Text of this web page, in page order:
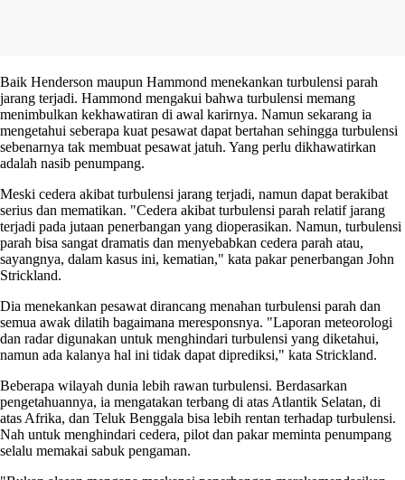
Baik Henderson maupun Hammond menekankan turbulensi parah
jarang terjadi. Hammond mengakui bahwa turbulensi memang
menimbulkan kekhawatiran di awal karirnya. Namun sekarang ia
mengetahui seberapa kuat pesawat dapat bertahan sehingga turbulensi
sebenarnya tak membuat pesawat jatuh. Yang perlu dikhawatirkan
adalah nasib penumpang.
Meski cedera akibat turbulensi jarang terjadi, namun dapat berakibat
serius dan mematikan. "Cedera akibat turbulensi parah relatif jarang
terjadi pada jutaan penerbangan yang dioperasikan. Namun, turbulensi
parah bisa sangat dramatis dan menyebabkan cedera parah atau,
sayangnya, dalam kasus ini, kematian," kata pakar penerbangan John
Strickland.
Dia menekankan pesawat dirancang menahan turbulensi parah dan
semua awak dilatih bagaimana meresponsnya. "Laporan meteorologi
dan radar digunakan untuk menghindari turbulensi yang diketahui,
namun ada kalanya hal ini tidak dapat diprediksi," kata Strickland.
Beberapa wilayah dunia lebih rawan turbulensi. Berdasarkan
pengetahuannya, ia mengatakan terbang di atas Atlantik Selatan, di
atas Afrika, dan Teluk Benggala bisa lebih rentan terhadap turbulensi.
Nah untuk menghindari cedera, pilot dan pakar meminta penumpang
selalu memakai sabuk pengaman.